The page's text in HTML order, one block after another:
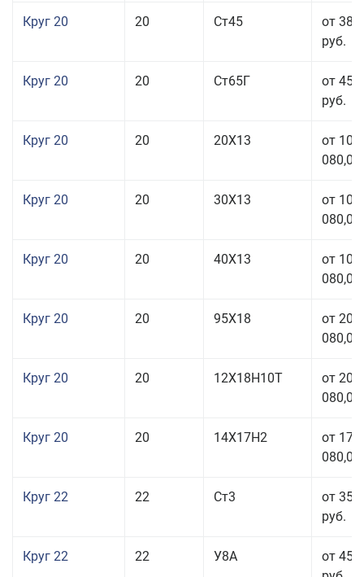
Круг 20 20 Ст45
от 38
руб.
Круг 20 20 Ст65Г
от 45
руб.
Круг 20 20 20Х13
от 103
080,00
Круг 20 20 30Х13
от 103
080,00
Круг 20 20 40Х13
от 103
080,00
Круг 20 20 95Х18
от 208
080,00
Круг 20 20 12Х18Н10Т
от 209
080,00
Круг 20 20 14Х17Н2
от 175
080,00
Круг 22 22 Ст3
от 35
руб.
Круг 22 22 У8А
от 45